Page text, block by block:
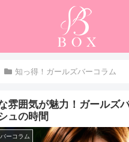
知っ得！ガールズバーコラム
雰囲気が魅力！ガールズ
ュの時間
ーコラム